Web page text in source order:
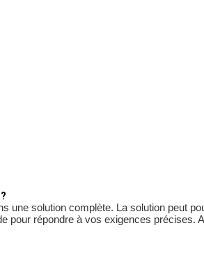
une solution complète. La solution peut
pour répondre à vos exigences précises.